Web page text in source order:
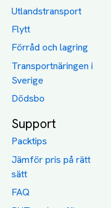
Utlandstransport
Flytt
Förråd och lagring
Transportnäringen i
Sverige
Dödsbo
Support
Packtips
Jämför pris på rätt
sätt
FAQ